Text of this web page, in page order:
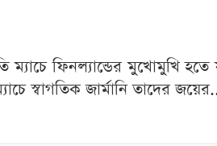
ফিনল্যান্ডের মুখোমুখি হতে
স্বাগতিক জার্মানি তাদের